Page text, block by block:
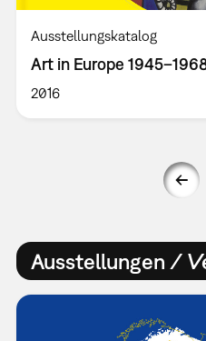
Ausstellungskatalog
Art in Europe
2016
Ausstellungen /